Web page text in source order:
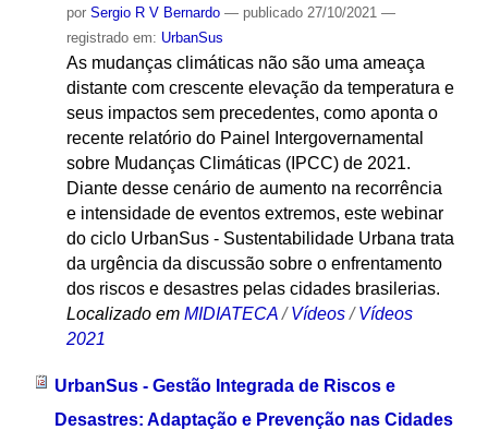
por Sergio R V Bernardo — publicado27/10/2021 —
registrado em: UrbanSus
As mudanças climáticas não são uma ameaça
distante com crescente elevação da temperatura e
seus impactos sem precedentes, como aponta o
recente relatório do Painel Intergovernamental
sobre Mudanças Climáticas (IPCC) de 2021.
Diante desse cenário de aumento na recorrência
e intensidade de eventos extremos, este webinar
do ciclo UrbanSus - Sustentabilidade Urbana trata
da urgência da discussão sobre o enfrentamento
dos riscos e desastres pelas cidades brasilerias.
Localizado em MIDIATECA /Vídeos /Vídeos
2021
UrbanSus - Gestão Integrada de Riscos e
Desastres: Adaptação e Prevenção nas Cidades